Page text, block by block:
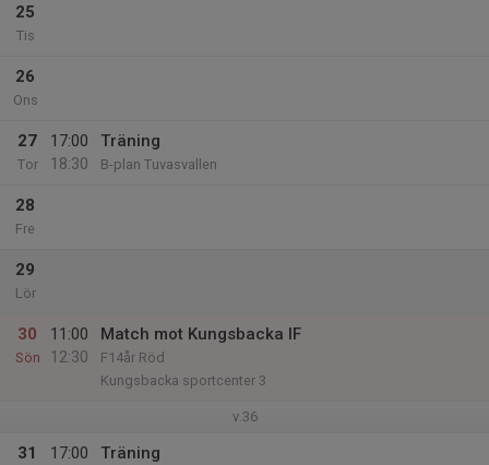
25
Tis
26
Ons
27
Tor
17:00
18:30
Träning
B-plan Tuvasvallen
28
Fre
29
Lör
30
Sön
11:00
12:30
Match mot Kungsbacka IF
F14år Röd
Kungsbacka sportcenter 3
v.36
31
17:00
Träning